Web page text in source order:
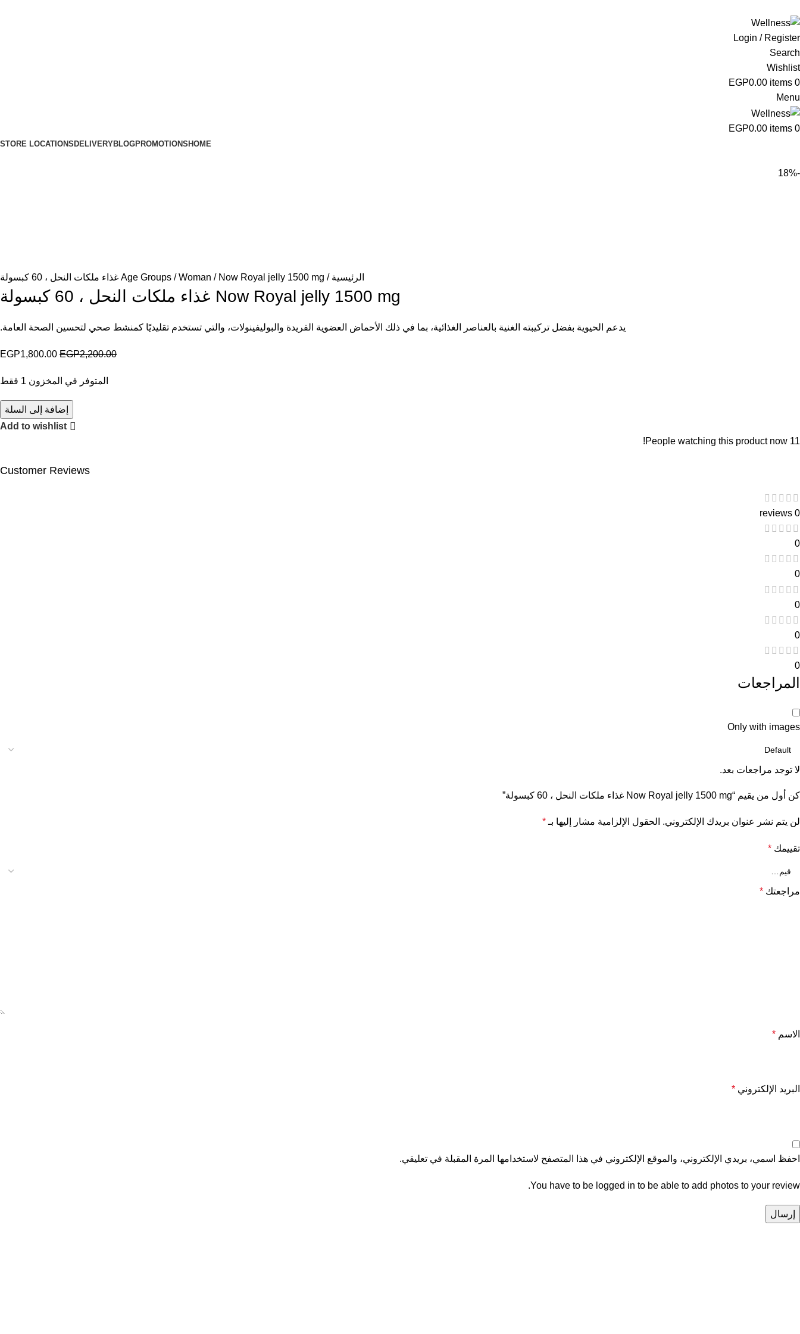
Login / Register
Search
Wishlist
0
items
EGP0.00
Menu
0
items
EGP0.00
HOME
PROMOTIONS
BLOG
DELIVERY
STORE LOCATIONS
-18%
الرئيسية Age Groups Woman Now Royal jelly 1500 mg غذاء ملكات النحل ، 60 كبسولة
Now Royal jelly 1500 mg غذاء ملكات النحل ، 60 كبسولة
يدعم الحيوية بفضل تركيبته الغنية بالعناصر الغذائية، بما في ذلك الأحماض العضوية الفريدة والبوليفينولات، والتي تستخدم تقليديًا كمنشط صحي لتحسين الصحة العامة.
EGP2,200.00
EGP1,800.00
المتوفر في المخزون 1 فقط
إضافة إلى السلة
Add to wishlist
11
People watching this product now!
Customer Reviews
0 reviews
0
0
0
0
0
المراجعات
Only with images
لا توجد مراجعات بعد.
كن أول من يقيم “Now Royal jelly 1500 mg غذاء ملكات النحل ، 60 كبسولة”
لن يتم نشر عنوان بريدك الإلكتروني. الحقول الإلزامية مشار إليها بـ *
تقييمك *
مراجعتك *
الاسم *
البريد الإلكتروني *
احفظ اسمي، بريدي الإلكتروني، والموقع الإلكتروني في هذا المتصفح لاستخدامها المرة المقبلة في تعليقي.
You have to be logged in to be able to add photos to your review.